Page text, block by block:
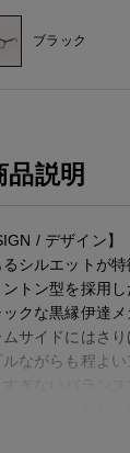
ブラック
品説明
/ デザイン】
シルエットが特
トン型を採用し
クな黒縁伊達メ
サイドにはさり
ルながらも程よ